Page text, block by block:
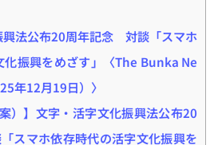
興法公布20周年記念 対談「スマホ
化振興をめざす」〈The Bunka Ne
年12月19日）〉
案）】文字・活字文化振興法公布20
スマホ依存時代の活字文化振興を